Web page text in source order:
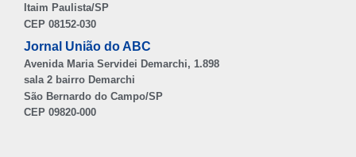
Itaim Paulista/SP
CEP 08152-030
Jornal União do ABC
Avenida Maria Servidei Demarchi, 1.898
sala 2 bairro Demarchi
São Bernardo do Campo/SP
CEP 09820-000